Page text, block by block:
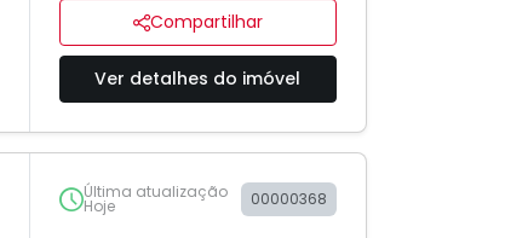
Compartilhar
Ver detalhes do imóvel
Última atualização
Hoje 00000368